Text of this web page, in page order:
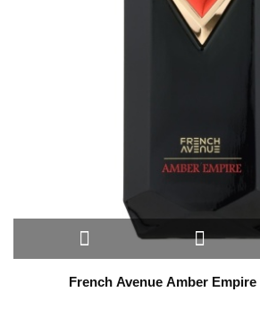
French Avenue Amber Empire